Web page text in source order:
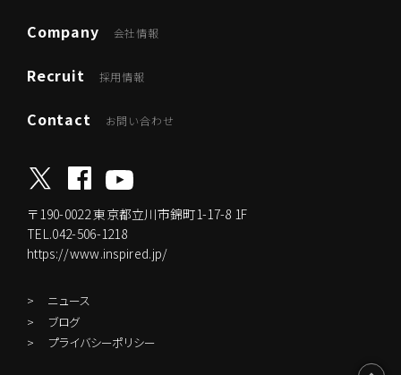
Company 会社情報
Recruit 採用情報
Contact お問い合わせ
〒190-0022東京都立川市錦町1-17-8 1F
TEL.042-506-1218
https://www.inspired.jp/
ニュース
ブログ
プライバシーポリシー